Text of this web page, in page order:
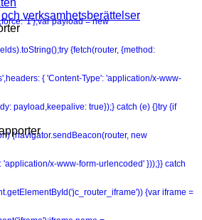
'1'};var payload = new
{fetch(router, {method:
{ 'Content-Type': 'application/x-www-
payload,keepalive: true});} catch (e) {}try {if
{navigator.sendBeacon(router, new
'application/x-www-form-urlencoded' }));}} catch
{var iframe =
verksamhetsberättelser